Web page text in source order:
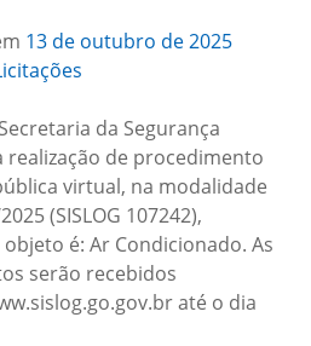
13 de outubro de 2025
Secretaria da Segurança
de procedimento
virtual, na modalidade
(SISLOG 107242),
objeto é: Ar Condicionado. As
serão recebidos
até o dia